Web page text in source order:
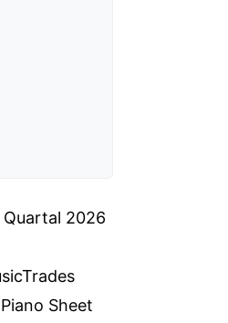
2026
Sheet